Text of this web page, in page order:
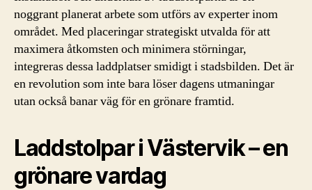
noggrant planerat arbete som utförs av experter inom
området. Med placeringar strategiskt utvalda för att
maximera åtkomsten och minimera störningar,
integreras dessa laddplatser smidigt i stadsbilden. Det är
en revolution som inte bara löser dagens utmaningar
utan också banar väg för en grönare framtid.
Laddstolpar i Västervik – en
grönare vardag